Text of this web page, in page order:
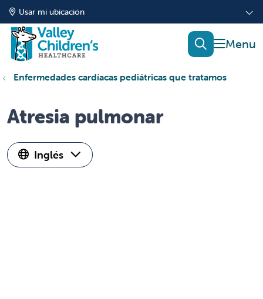
Usar mi ubicación
mostrar
buscar
Enfermedades cardíacas pediátricas que tratamos
Atresia pulmonar
Inglés